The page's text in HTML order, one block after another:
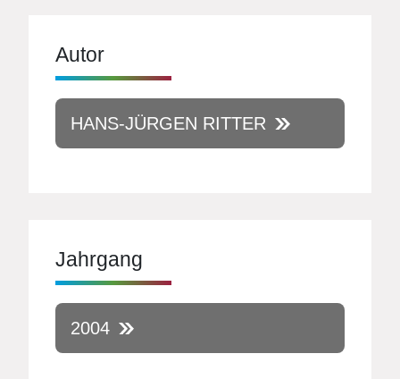
Autor
HANS-JÜRGEN RITTER
Jahrgang
2004